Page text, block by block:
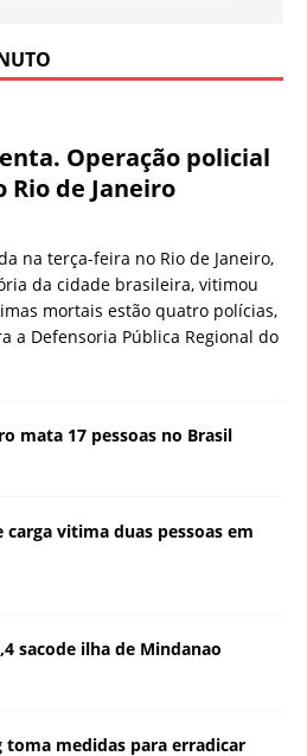
Operação policial
Rio de Janeiro
na terça-feira no Rio de Janeiro,
da cidade brasileira, vitimou
mortais estão quatro polícias,
a Defensoria Pública Regional do
mata 17 pessoas no Brasil
vitima duas pessoas em
sacode ilha de Mindanao
toma medidas para erradicar